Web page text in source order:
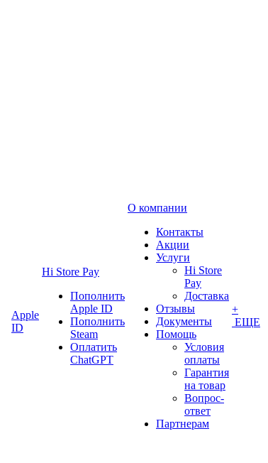
Apple
ID
Hi Store Pay
Пополнить
Apple ID
Пополнить
Steam
Оплатить
ChatGPT
О компании
Контакты
Акции
Услуги
Hi Store
Pay
Доставка
Отзывы
Документы
Помощь
Условия
оплаты
Гарантия
на товар
Вопрос-
ответ
Партнерам
+
ЕЩЕ